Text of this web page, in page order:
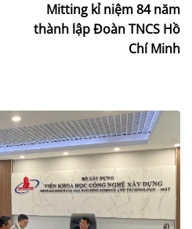
Mitting kỉ niệm 84 năm
thành lập Đoàn TNCS Hồ
Chí Minh